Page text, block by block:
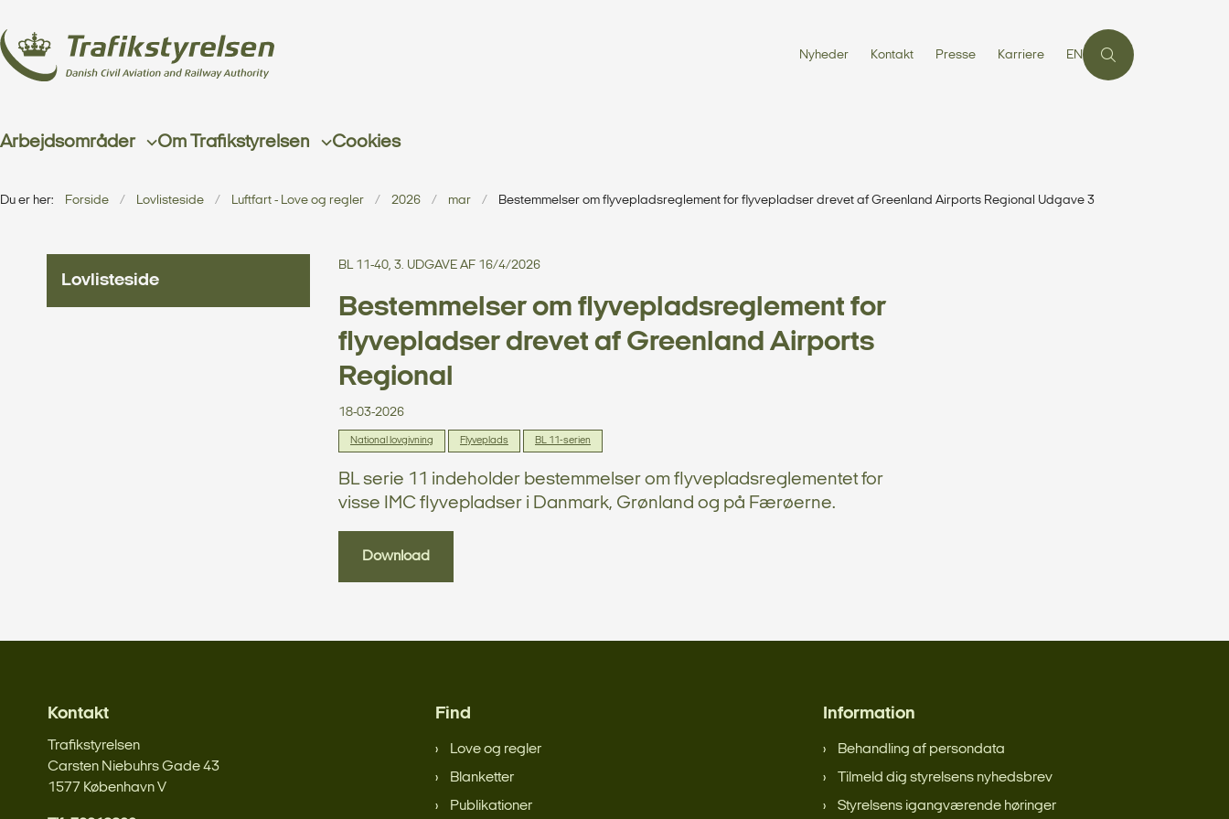
Nyheder Kontakt Presse Karriere EN
Arbejdsområder Om Trafikstyrelsen Cookies
Du er her: Forside Lovlisteside Luftfart - Love og regler 2026 mar Bestemmelser om flyvepladsreglement for flyvepladser drevet af Greenland Airports Regional Udgave 3
Lovlisteside
BL 11-40, 3. UDGAVE AF 16/4/2026
Bestemmelser om flyvepladsreglement for
flyvepladser drevet af Greenland Airports
Regional
18-03-2026
National lovgivning Flyveplads BL 11-serien
BL serie 11 indeholder bestemmelser om flyvepladsreglementet for
visse IMC flyvepladser i Danmark, Grønland og på Færøerne.
Download
Kontakt
Trafikstyrelsen
Carsten Niebuhrs Gade 43
1577 København V
Find
Love og regler
Blanketter
Publikationer
Information
Behandling af persondata
Tilmeld dig styrelsens nyhedsbrev
Styrelsens igangværende høringer